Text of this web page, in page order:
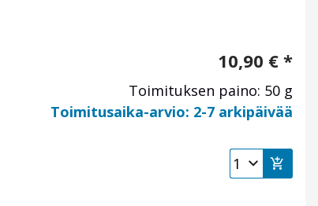
10,90 € *
Toimituksen paino: 50 g
Toimitusaika-arvio: 2-7 arkipäivää